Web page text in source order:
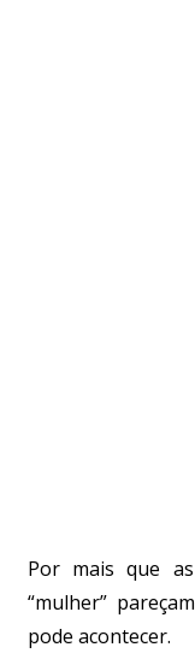
Por mais que
“mulher”
pode acontecer.